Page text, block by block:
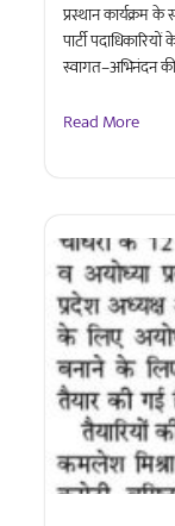
प्रस्थान कार्यक्रम
पार्टी
स्वागत–अभिनंदन
Read More